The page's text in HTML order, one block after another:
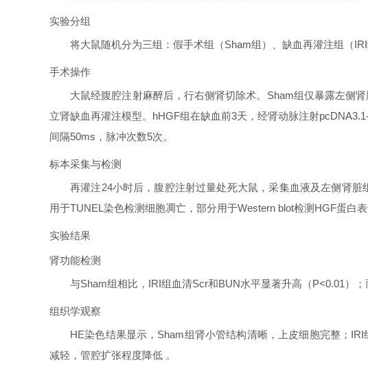
实验分组
将大鼠随机分为三组：假手术组（Sham组）、缺血再灌注组（
手术操作
大鼠经腹腔注射麻醉后，行右侧肾切除术。Sham组仅暴露左侧
立肾缺血再灌注模型。hHGF组在缺血前3天，经肾动脉注射
间隔50ms，脉冲次数5次。
标本采集与检测
再灌注24小时后，腹腔注射过量处死大鼠，采集血液及左侧肾
用于TUNEL染色检测细胞凋亡，部分用于Western blot检测HGF蛋白表
实验结果
肾功能检测
与Sham组相比，IRI组血清Scr和BUN水平显著升高（P<0.01）
组织学观察
HE染色结果显示，Sham组肾小管结构清晰，上皮细胞完整；
减轻，管腔扩张程度降低 。